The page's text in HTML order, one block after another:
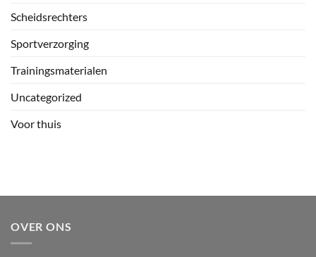
Scheidsrechters
Sportverzorging
Trainingsmaterialen
Uncategorized
Voor thuis
OVER ONS